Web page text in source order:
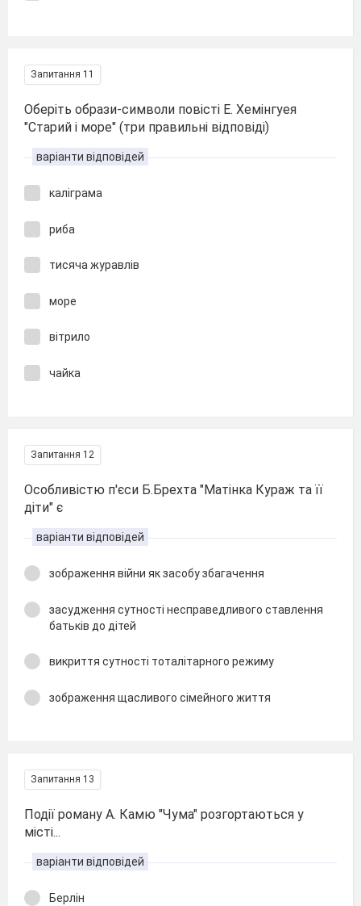
Запитання 11
Оберіть образи-символи повісті Е. Хемінгуея
"Старий і море" (три правильні відповіді)
варіанти відповідей
каліграма
риба
тисяча журавлів
море
вітрило
чайка
Запитання 12
Особливістю п'єси Б.Брехта "Матінка Кураж та її
діти" є
варіанти відповідей
зображення війни як засобу збагачення
засудження сутності несправедливого ставлення
батьків до дітей
викриття сутності тоталітарного режиму
зображення щасливого сімейного життя
Запитання 13
Події роману А. Камю "Чума" розгортаються у
місті...
варіанти відповідей
Берлін